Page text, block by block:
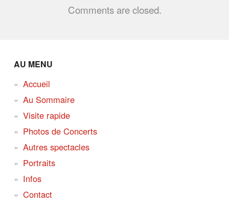
Comments are closed.
AU MENU
Accueil
Au Sommaire
Visite rapide
Photos de Concerts
Autres spectacles
Portraits
Infos
Contact